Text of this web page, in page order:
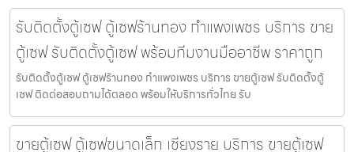
รับติดตั้งตู้เซฟ ตู้เซฟร้านทอง กำแพงเพชร บริการ ขาย
ตู้เซฟ รับติดตั้งตู้เซฟ พร้อมทีมงานมืออาชีพ ราคาถูก
รับติดตั้งตู้เซฟ ตู้เซฟร้านทอง กำแพงเพชร บริการ ขายตู้เซฟ รับติดตั้งตู้
เซฟ ติดต่อสอบถามได้ตลอด พร้อมให้บริการทั่วไทย รับ
ขายตู้เซฟ ตู้เซฟขนาดเล็ก เชียงราย บริการ ขายตู้เซฟ